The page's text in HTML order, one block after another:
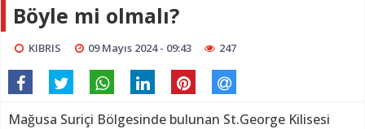
Böyle mi olmalı?
KIBRIS 09 Mayıs 2024 - 09:43 247
Mağusa Suriçi Bölgesinde bulunan St.George Kilisesi